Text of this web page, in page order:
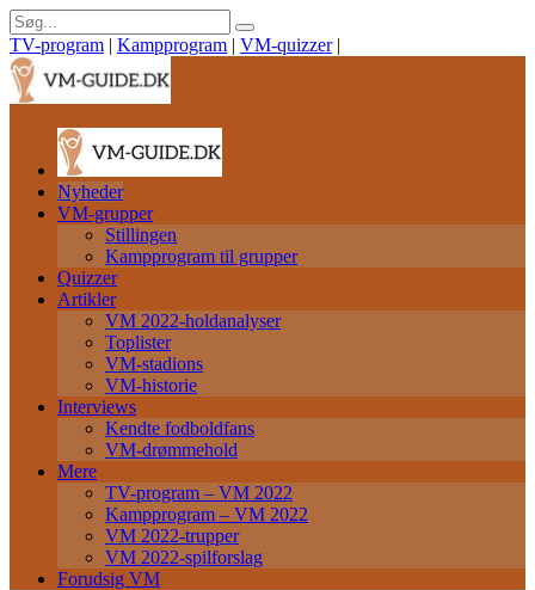
TV-program | Kampprogram | VM-quizzer |
Nyheder
VM-grupper
Stillingen
Kampprogram til grupper
Quizzer
Artikler
VM 2022-holdanalyser
Toplister
VM-stadions
VM-historie
Interviews
Kendte fodboldfans
VM-drømmehold
Mere
TV-program – VM 2022
Kampprogram – VM 2022
VM 2022-trupper
VM 2022-spilforslag
Forudsig VM